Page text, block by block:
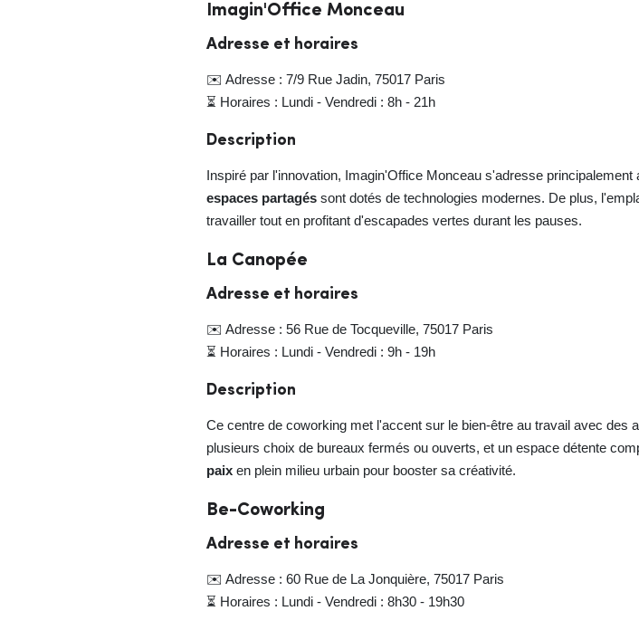
Imagin'Office Monceau
Adresse et horaires
✉️ Adresse : 7/9 Rue Jadin, 75017 Paris
⏳ Horaires : Lundi - Vendredi : 8h - 21h
Description
Inspiré par l'innovation, Imagin'Office Monceau s'adresse
espaces partagés sont dotés de technologies modernes. De plus,
travailler tout en profitant d'escapades vertes durant les pauses.
La Canopée
Adresse et horaires
✉️ Adresse : 56 Rue de Tocqueville, 75017 Paris
⏳ Horaires : Lundi - Vendredi : 9h - 19h
Description
Ce centre de coworking met l'accent sur le bien-être au travail avec des
plusieurs choix de bureaux fermés ou ouverts, et un espace détente
paix en plein milieu urbain pour booster sa créativité.
Be-Coworking
Adresse et horaires
✉️ Adresse : 60 Rue de La Jonquière, 75017 Paris
⏳ Horaires : Lundi - Vendredi : 8h30 - 19h30